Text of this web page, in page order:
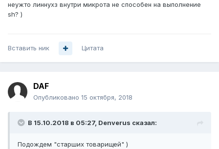
неужто линнухз внутри микрота не способен на выполнение
sh? )
Вставить ник Цитата
DAF
Опубликовано 15 октября, 2018
В 15.10.2018 в 05:27, Denverus сказал:
Подождем "старших товарищей" )